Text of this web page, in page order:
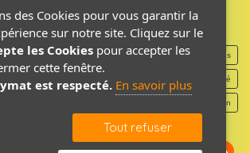
Mentions légales
Politique de confidentialité
Contact / Plan
des Cookies pour vous garantir la
sur notre site. Cliquez sur le
les Cookies pour accepter les
cette fenêtre.
est respecté. En savoir plus
Tout refuser